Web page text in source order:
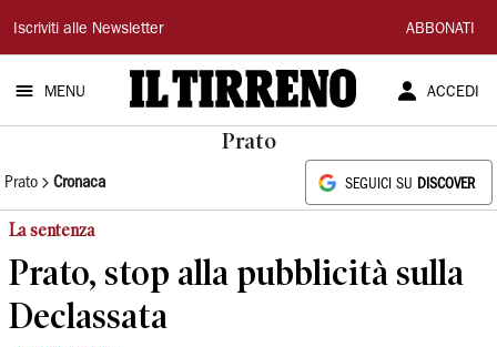
Il
Tirreno
Iscriviti alle Newsletter ABBONATI
MENU ACCEDI
Prato
Prato Cronaca SEGUICI SU DISCOVER
La sentenza
Prato, stop alla pubblicità sulla
Declassata